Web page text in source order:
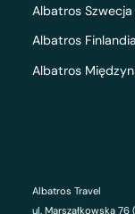
Albatros Travel
ul. Marszałkowska
Albatros Szwecja
Albatros Finlandia
Albatros